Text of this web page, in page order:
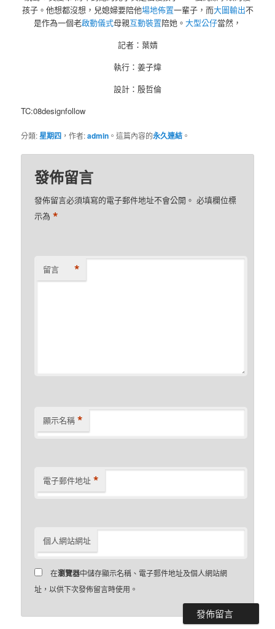
孩子。他想都沒想，兒媳婦要陪他場地佈置一輩子，而大圖輸出不
是作為一個老啟動儀式母親互動裝置陪她。 大型公仔當然，
記者：葉婧
執行：姜子煒
設計：殷哲倫
TC:08designfollow
分類:星期四 ，作者:admin 。這篇內容的永久連結 。
發佈留言
發佈留言必須填寫的電子郵件地址不會公開。 必填欄位標
示為*
留言 *
顯示名稱 *
電子郵件地址 *
個人網站網址
在瀏覽器中儲存顯示名稱、電子郵件地址及個人網站網
址，以供下次發佈留言時使用。